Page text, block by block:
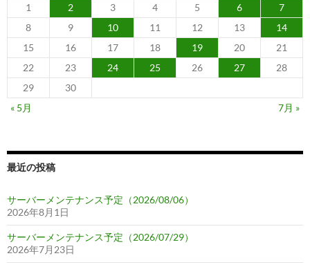
1
2 3 4 5 6
7
8
9 10 11 12 13
14
15
16 17 18 19 20
21
22
23 24 25 26 27
28
29
30
« 5月
7月 »
最近の投稿
サーバーメンテナンス予定（2026/08/06）
2026年8月1日
サーバーメンテナンス予定（2026/07/29）
2026年7月23日